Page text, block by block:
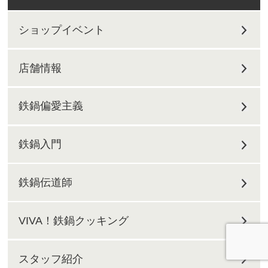
ショップイベント
店舗情報
鉄鍋偏愛主義
鉄鍋入門
鉄鍋伝道師
VIVA！鉄鍋クッキング
スタッフ紹介